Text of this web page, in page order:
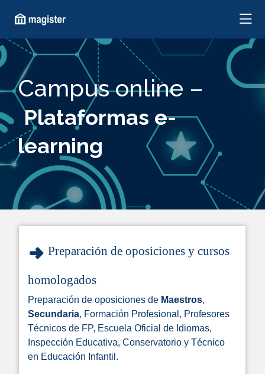
Campus online –
Plataformas e-
learning
Preparación de oposiciones y cursos
homologados
Preparación de oposiciones de Maestros,
Secundaria, Formación Profesional, Profesores
Técnicos de FP, Escuela Oficial de Idiomas,
Inspección Educativa, Conservatorio y Técnico
en Educación Infantil.